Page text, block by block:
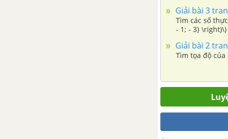
Giải bài 3
Tìm các số thực a và b
- 1; - 3} \right)\) và \(\overrightarrow
Giải bài 2
Tìm tọa độ của